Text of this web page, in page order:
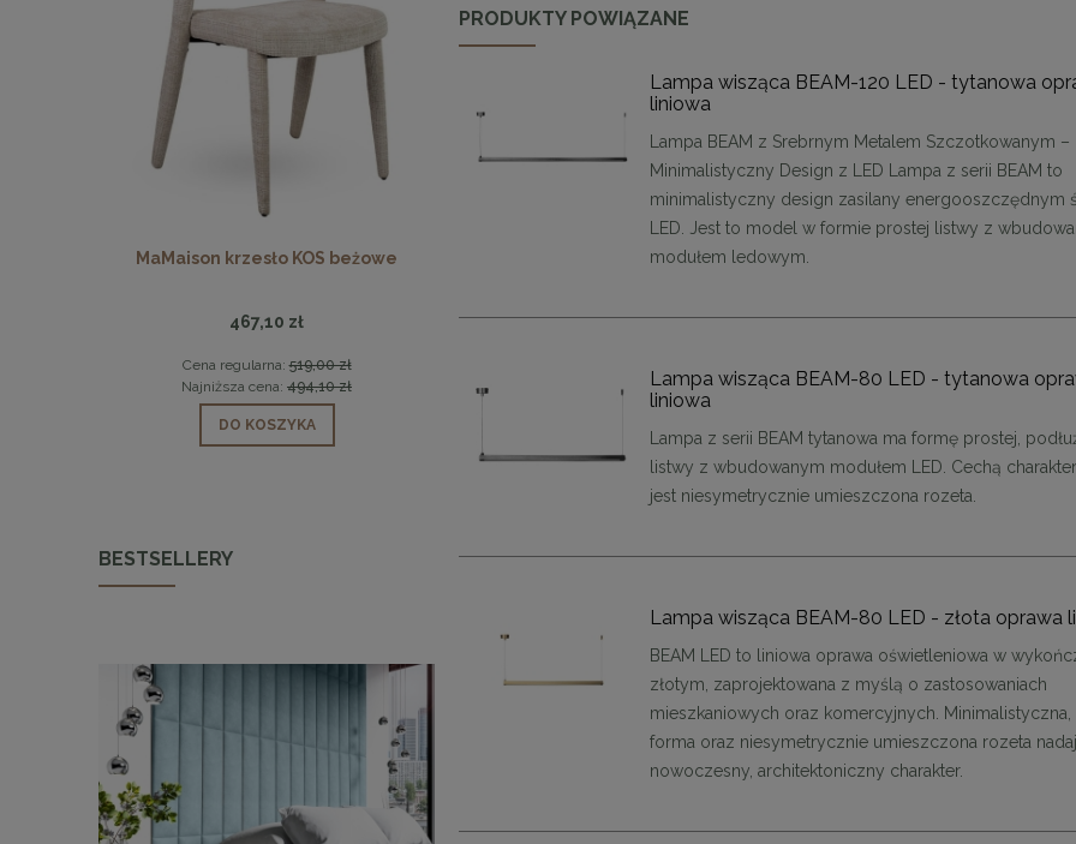
MaMaison krzesło KOS beżowe
467,10 zł
Cena regularna:519,00 zł
Najniższa cena: 494,10 zł
DO KOSZYKA
Stolik kawowy VERO marmurowy 60 cm
1 979,09 zł
2 198,99 zł
MaMaison stolik LEONARDO 39
899,11 zł
Najniższa cena: 899,11 zł
BESTSELLERY
PRODUKTY POWIĄZANE
Lampa wisząca BEAM-120 LED - tytanowa
liniowa
Lampa BEAM z Srebrnym Metalem Szczotkowanym –
Minimalistyczny Design z LED Lampa z serii BEAM to
minimalistyczny design zasilany energooszczędnym
LED. Jest to model w formie prostej listwy z
modułem ledowym.
Lampa wisząca BEAM-80 LED - tytanowa
liniowa
Lampa z serii BEAM tytanowa ma formę prostej,
listwy z wbudowanym modułem LED. Cechą
jest niesymetrycznie umieszczona rozeta.
Lampa wisząca BEAM-80 LED - złota oprawa
BEAM LED to liniowa oprawa oświetleniowa w
złotym, zaprojektowana z myślą o zastosowaniach
mieszkaniowych oraz komercyjnych. Minimalistyczna,
forma oraz niesymetrycznie umieszczona rozeta
nowoczesny, architektoniczny charakter.